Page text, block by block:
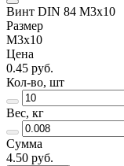
Винт DIN 84 М3х10
Размер
М3х10
Цена
0.45 руб.
Кол-во, шт
Вес, кг
Сумма
4.50 руб.